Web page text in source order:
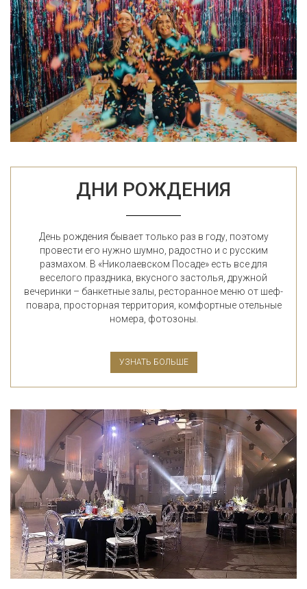
ДНИ РОЖДЕНИЯ
День рождения бывает только раз в году, поэтому
провести его нужно шумно, радостно и с русским
размахом. В «Николаевском Посаде» есть все для
веселого праздника, вкусного застолья, дружной
вечеринки – банкетные залы, ресторанное меню от шеф-
повара, просторная территория, комфортные отельные
номера, фотозоны.
УЗНАТЬ БОЛЬШЕ